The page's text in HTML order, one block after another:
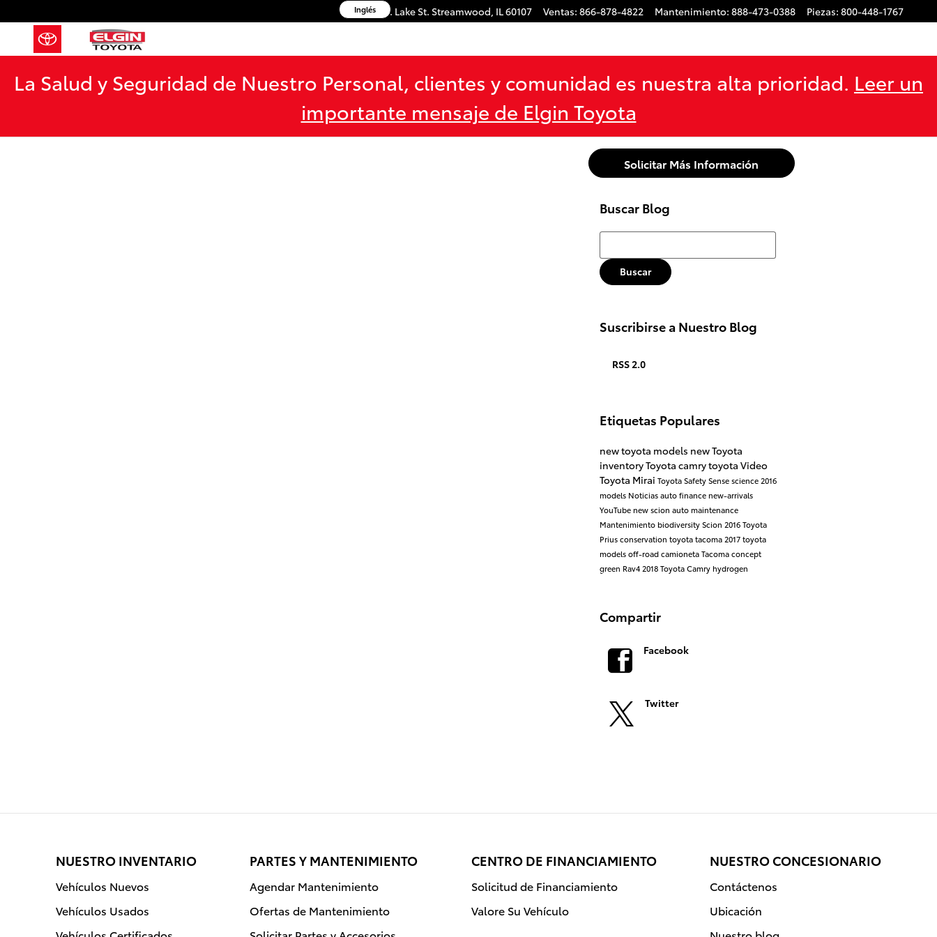
1600 W. Lake St. Streamwood, IL60107 Ventas: 866-878-4822 Mantenimiento: 888-473-0388 Piezas: 800-448-1767
Inglés
La Salud y Seguridad de Nuestro Personal, clientes y comunidad es nuestra alta prioridad. Leer un
importante mensaje de Elgin Toyota
Solicitar Más Información
Buscar Blog
Buscar Blog
Buscar
Suscribirse a Nuestro Blog
RSS 2.0
Etiquetas Populares
new toyota models new Toyota
inventoryToyota camrytoyota Video
Toyota Mirai Toyota Safety Sensescience2016
models Noticiasauto finance new-arrivals
YouTube new scion auto maintenance
Mantenimiento biodiversityScion 2016 Toyota
Priusconservation toyota tacoma2017 toyota
modelsoff-roadcamionetaTacomaconcept
green Rav42018 Toyota Camry hydrogen
Compartir
Facebook
Twitter
NUESTRO INVENTARIO
Vehículos Nuevos
Vehículos Usados
PARTES Y MANTENIMIENTO
Agendar Mantenimiento
Ofertas de Mantenimiento
CENTRO DE FINANCIAMIENTO
Solicitud de Financiamiento
Valore Su Vehículo
NUESTRO CONCESIONARIO
Contáctenos
Ubicación